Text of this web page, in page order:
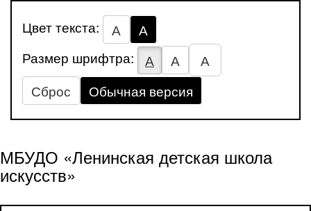
Цвет текста: А
А
Размер шрифтра:
А А
А
Сброс
Обычная версия
МБУДО «Ленинская детская школа
искусств»